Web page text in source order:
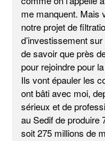
me manquent. Mais
notre projet de
d’investissement
de savoir que près
pour rejoindre pour
Ils vont épauler les
ont bâti avec moi,
sérieux et de
au Sedif de produire
soit 275 millions de